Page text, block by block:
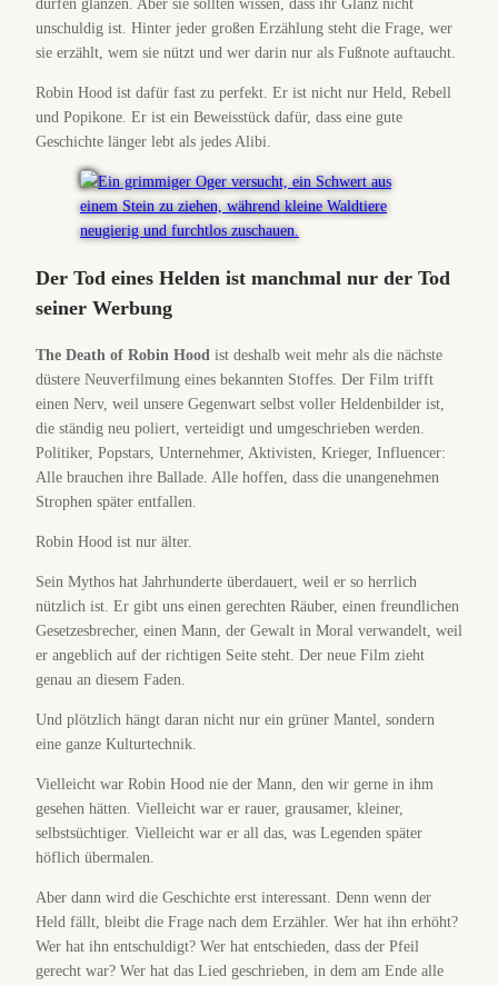
dürfen glänzen. Aber sie sollten wissen, dass ihr Glanz nicht
unschuldig ist. Hinter jeder großen Erzählung steht die Frage, wer
sie erzählt, wem sie nützt und wer darin nur als Fußnote auftaucht.
Robin Hood ist dafür fast zu perfekt. Er ist nicht nur Held, Rebell
und Popikone. Er ist ein Beweisstück dafür, dass eine gute
Geschichte länger lebt als jedes Alibi.
Der Tod eines Helden ist manchmal nur der Tod
seiner Werbung
The Death of Robin Hood ist deshalb weit mehr als die nächste
düstere Neuverfilmung eines bekannten Stoffes. Der Film trifft
einen Nerv, weil unsere Gegenwart selbst voller Heldenbilder ist,
die ständig neu poliert, verteidigt und umgeschrieben werden.
Politiker, Popstars, Unternehmer, Aktivisten, Krieger, Influencer:
Alle brauchen ihre Ballade. Alle hoffen, dass die unangenehmen
Strophen später entfallen.
Robin Hood ist nur älter.
Sein Mythos hat Jahrhunderte überdauert, weil er so herrlich
nützlich ist. Er gibt uns einen gerechten Räuber, einen freundlichen
Gesetzesbrecher, einen Mann, der Gewalt in Moral verwandelt, weil
er angeblich auf der richtigen Seite steht. Der neue Film zieht
genau an diesem Faden.
Und plötzlich hängt daran nicht nur ein grüner Mantel, sondern
eine ganze Kulturtechnik.
Vielleicht war Robin Hood nie der Mann, den wir gerne in ihm
gesehen hätten. Vielleicht war er rauer, grausamer, kleiner,
selbstsüchtiger. Vielleicht war er all das, was Legenden später
höflich übermalen.
Aber dann wird die Geschichte erst interessant. Denn wenn der
Held fällt, bleibt die Frage nach dem Erzähler. Wer hat ihn erhöht?
Wer hat ihn entschuldigt? Wer hat entschieden, dass der Pfeil
gerecht war? Wer hat das Lied geschrieben, in dem am Ende alle